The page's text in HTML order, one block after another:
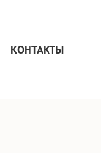
КОНТАКТЫ